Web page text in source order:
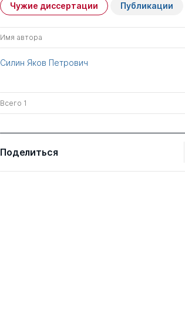
Чужие диссертации Публикации
Имя автора
Силин Яков Петрович
Всего 1
Поделиться